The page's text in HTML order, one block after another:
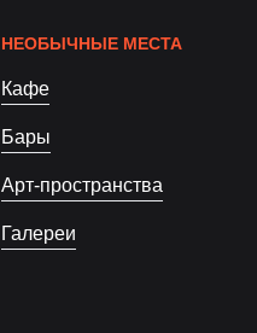
НЕОБЫЧНЫЕ МЕСТА
Кафе
Бары
Арт-пространства
Галереи